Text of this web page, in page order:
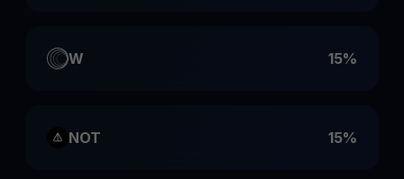
W 15%
NOT 15%